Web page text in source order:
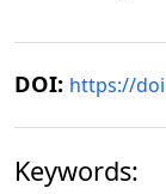
DOI: https://
Keywords: